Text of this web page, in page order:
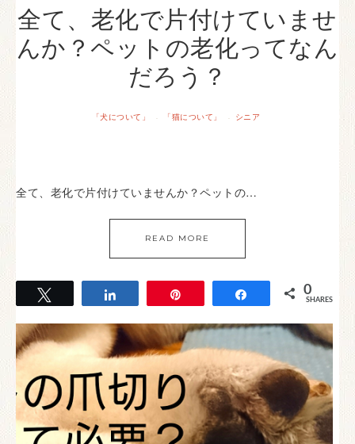
全て、老化で片付けていませ
んか？ペットの老化ってなん
だろう？
「犬について」 · 「猫について」 · シニア
全て、老化で片付けていませんか？ペットの…
READ MORE
Share 0
SHARES